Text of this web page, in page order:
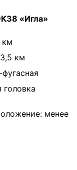
«Игла»
км
км
головка
менее